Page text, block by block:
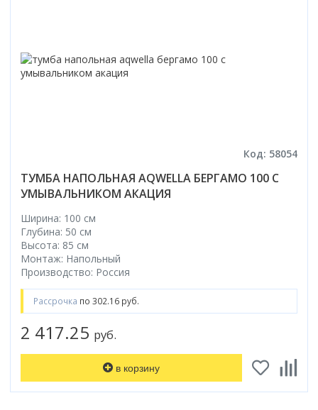
Код: 58054
ТУМБА НАПОЛЬНАЯ AQWELLA БЕРГАМО 100 С
УМЫВАЛЬНИКОМ АКАЦИЯ
Ширина: 100 см
Глубина: 50 см
Высота: 85 см
Монтаж: Напольный
Производство: Россия
Рассрочка по 302.16 руб.
2 417.25 руб.
в корзину